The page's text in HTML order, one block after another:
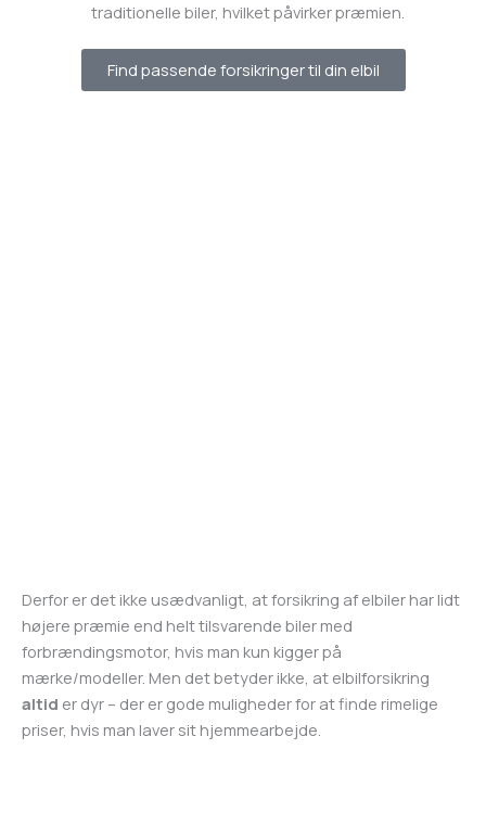
traditionelle biler, hvilket påvirker præmien.
Find passende forsikringer til din elbil
Derfor er det ikke usædvanligt, at forsikring af elbiler har lidt
højere præmie end helt tilsvarende biler med
forbrændingsmotor, hvis man kun kigger på
mærke/modeller. Men det betyder ikke, at elbilforsikring
altid er dyr – der er gode muligheder for at finde rimelige
priser, hvis man laver sit hjemmearbejde.